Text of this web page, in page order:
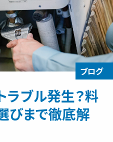
ブル発生？料
びまで徹底解